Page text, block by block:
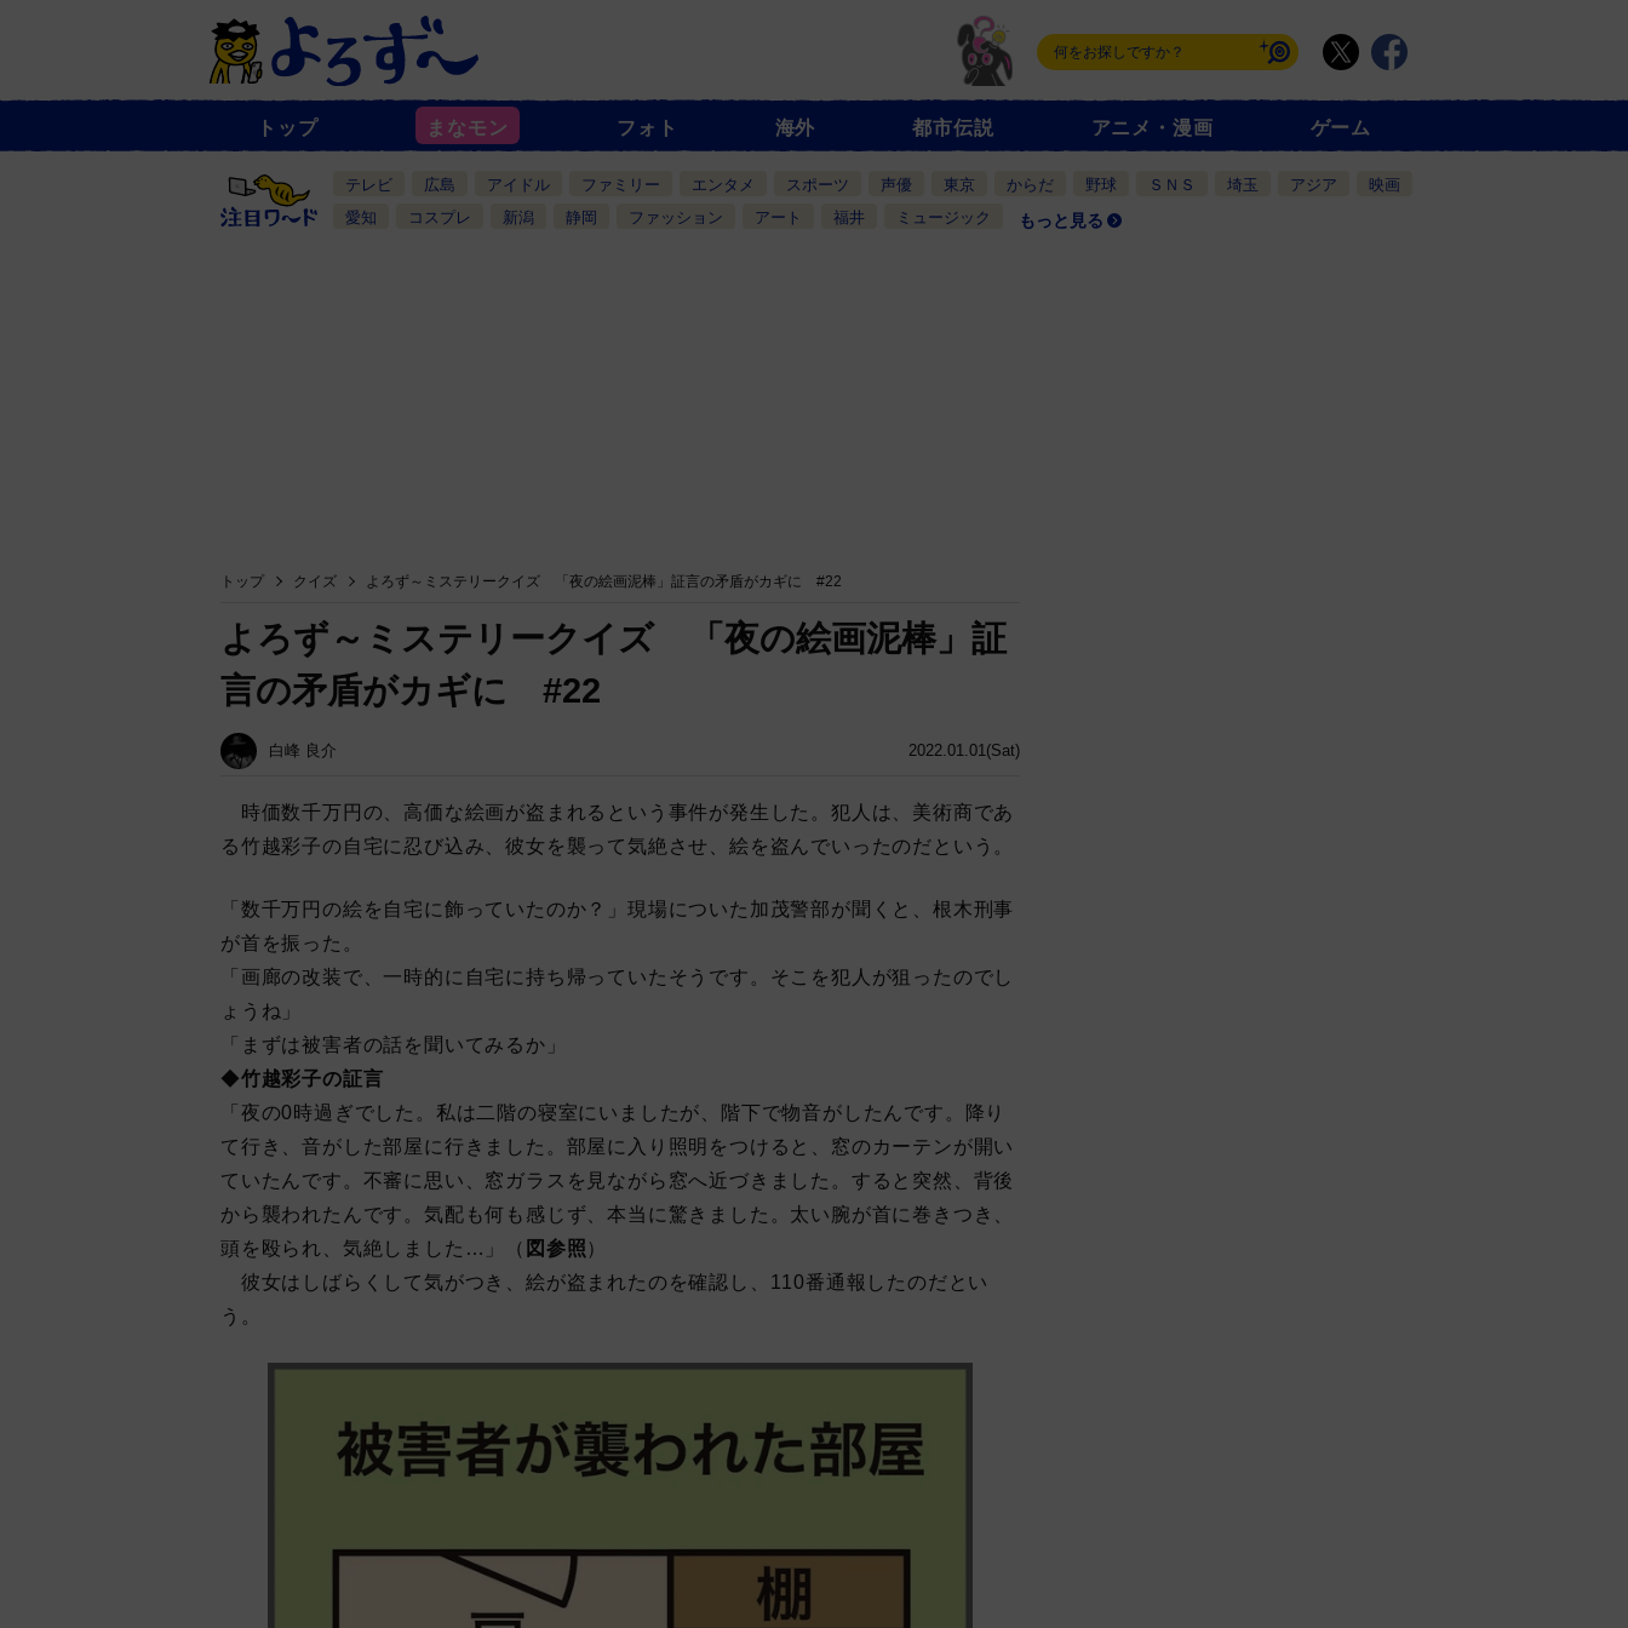
ュ
一
覧
トップ まなモン フォト 海外 都市伝説 アニメ・漫画 ゲーム
テレビ 広島 アイドル ファミリー エンタメ スポーツ 声優 東京 からだ 野球 ＳＮＳ 埼玉 アジア
映画
愛知
コスプレ 新潟 静岡 ファッション アート 福井 ミュージック もっと見る
トップ クイズ よろず～ミステリークイズ 「夜の絵画泥棒」証言の矛盾がカギに #22
2022.01.01(Sat)
よろず～ミステリークイズ 「夜の絵画泥棒」証
言の矛盾がカギに #22
白峰 良介
時価数千万円の、高価な絵画が盗まれるという事件が発生した。犯人は、美術商であ
る竹越彩子の自宅に忍び込み、彼女を襲って気絶させ、絵を盗んでいったのだという。
「数千万円の絵を自宅に飾っていたのか？」現場についた加茂警部が聞くと、根木刑事
が首を振った。
「画廊の改装で、一時的に自宅に持ち帰っていたそうです。そこを犯人が狙ったのでし
ょうね」
「まずは被害者の話を聞いてみるか」
◆竹越彩子の証言
「夜の0時過ぎでした。私は二階の寝室にいましたが、階下で物音がしたんです。降り
て行き、音がした部屋に行きました。部屋に入り照明をつけると、窓のカーテンが開い
ていたんです。不審に思い、窓ガラスを見ながら窓へ近づきました。すると突然、背後
から襲われたんです。気配も何も感じず、本当に驚きました。太い腕が首に巻きつき、
頭を殴られ、気絶しました…」（ 図参照 ）
彼女はしばらくして気がつき、絵が盗まれたのを確認し、110番通報したのだとい
う。